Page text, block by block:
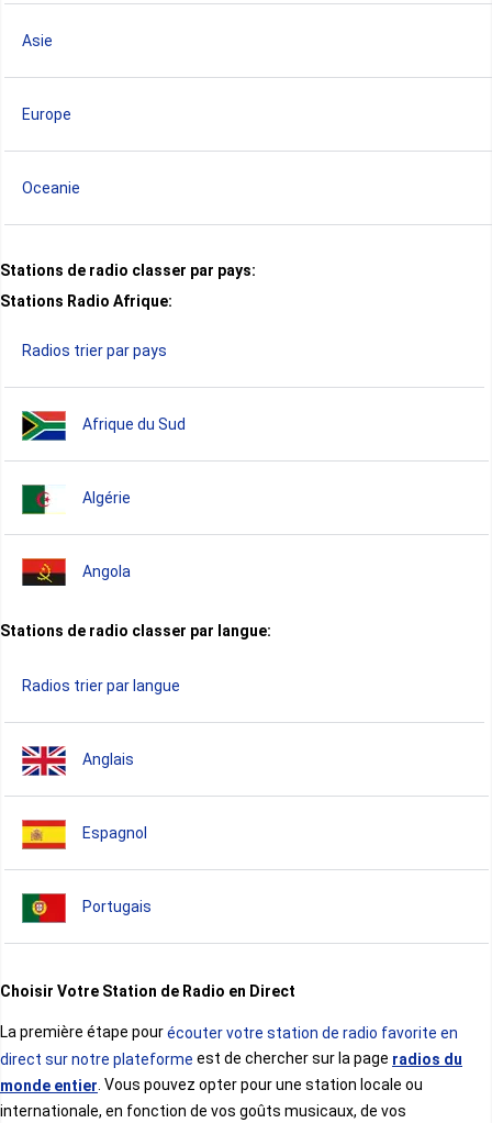
Asie
Europe
Oceanie
Stations de radio classer par pays:
Stations Radio Afrique:
Radios trier par pays
Afrique du Sud
Algérie
Angola
Burkina Faso
Burundi
Bénin
Cameroun
Comores
Stations de radio classer par langue:
Radios trier par langue
Anglais
Espagnol
Portugais
Allemand
Francais
Choisir Votre Station de Radio en Direct
La première étape pourécouter votre station de radio favorite en
direct sur notre plateforme est de chercher sur la page radios du
monde entier . Vous pouvez opter pour une station locale ou
internationale, en fonction de vos goûts musicaux, de vos